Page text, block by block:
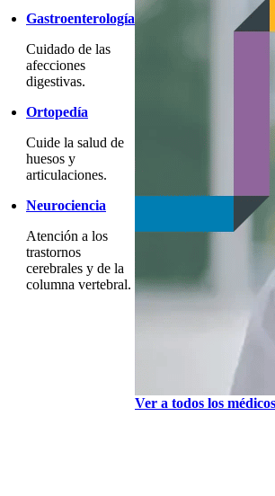
Gastroenterología
Cuidado de las
afecciones
digestivas.
Ortopedía
Cuide la salud de
huesos y
articulaciones.
Neurociencia
Atención a los
trastornos
cerebrales y de la
columna vertebral.
Ver a todos los médicos